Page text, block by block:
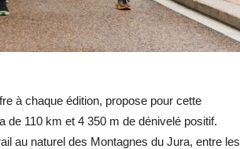
à chaque édition, propose pour cette
de 110 km et 4 350 m de dénivelé positif.
au naturel des Montagnes du Jura, entre les